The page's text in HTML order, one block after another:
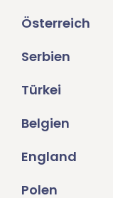
Österreich
Serbien
Türkei
Belgien
England
Polen